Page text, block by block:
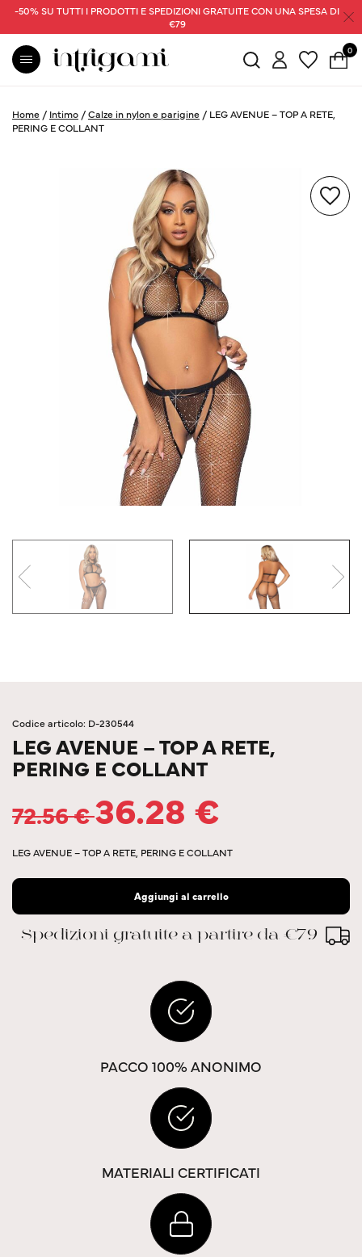
-50% SU TUTTI I PRODOTTI E SPEDIZIONI GRATUITE CON UNA SPESA DI
€79
0
Home / Intimo /Calze in nylon e parigine / LEG AVENUE – TOP A RETE,
PERING E COLLANT
Codice articolo: D-230544
LEG AVENUE – TOP A RETE,
PERING E COLLANT
72.56€36.28 €
LEG AVENUE – TOP A RETE, PERING E COLLANT
Aggiungi al carrello
Spedizioni gratuite a partire da €79
PACCO 100% ANONIMO
MATERIALI CERTIFICATI